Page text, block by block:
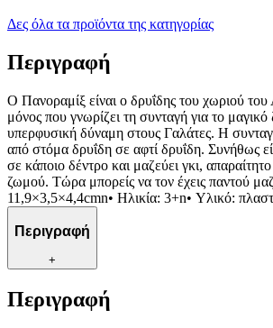
Δες όλα τα προϊόντα της κατηγορίας
Περιγραφή
Ο Πανοραμίξ είναι ο δρυΐδης του χωριού του
μόνος που γνωρίζει τη συνταγή για το μαγικό
υπερφυσική δύναμη στους Γαλάτες. Η
από στόμα δρυΐδη σε αφτί δρυΐδη. Συνήθως
σε κάποιο δέντρο και μαζεύει γκι,
ζωμού. Τώρα μπορείς να τον έχεις παντού
11,9×3,5×4,4cmn• Ηλικία: 3+n• Υλικό:
Περιγραφή
+
Περιγραφή